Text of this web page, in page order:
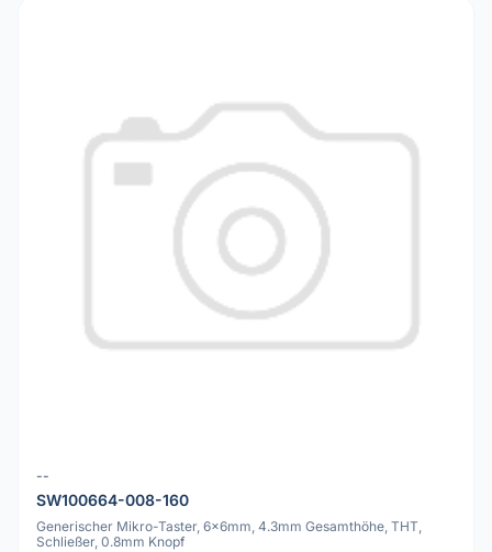
--
SW100664-008-160
Generischer Mikro-Taster, 6x6mm, 4.3mm Gesamthöhe, THT,
Schließer, 0.8mm Knopf